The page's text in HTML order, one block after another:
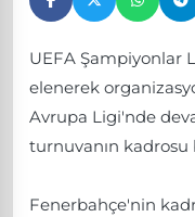
UEFA Şampiyonlar
elenerek
Avrupa Ligi'nde
turnuvanın kadrosu
Fenerbahçe'nin